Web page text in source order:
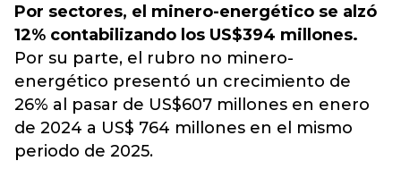
Por sectores, el minero-energético se alzó
12% contabilizando los US$394 millones.
Por su parte, el rubro no minero-
energético presentó un crecimiento de
26% al pasar de US$607 millones en enero
de 2024 a US$ 764 millones en el mismo
periodo de 2025.